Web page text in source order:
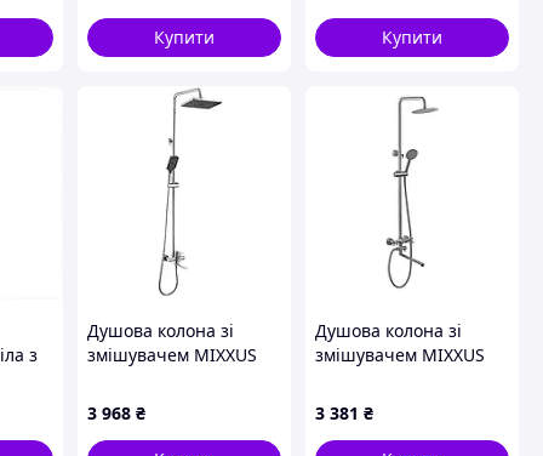
Купити
хром) (MI6640)
Купити
з
Душова колона зі
змішувачем MIXXUS
хром) (MI7132)
3 968 ₴
Душова колона зі
змішувачем MIXXUS
SUS304 (MI6085)
3 381 ₴